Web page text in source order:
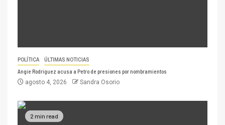
POLÍTICA ÚLTIMAS NOTICIAS
Angie Rodríguez acusa a Petro de presiones por nombramientos
agosto 4, 2026 Sandra Osorio
2 min read